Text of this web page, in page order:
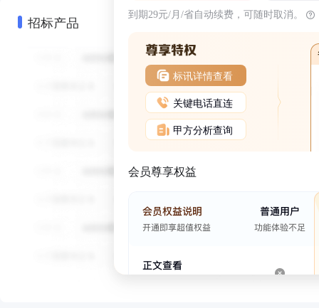
招标产品 到期29元/月/省自动续费，可随时取消。
标讯详情查看
关键电话直连
甲方分析查询
会员尊享权益